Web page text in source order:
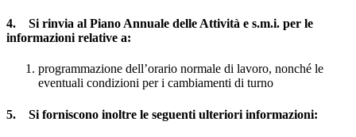
4. Si rinvia al Piano Annuale delle Attività e s.m.i. per le
informazioni relative a:
programmazione dell’orario normale di lavoro, nonché le
eventuali condizioni per i cambiamenti di turno
5. Si forniscono inoltre le seguenti ulteriori informazioni: